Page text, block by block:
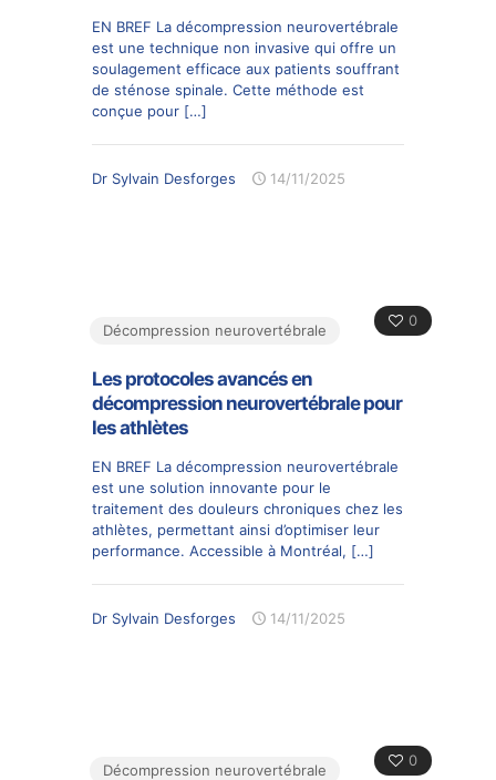
EN BREF La décompression neurovertébrale
est une technique non invasive qui offre un
soulagement efficace aux patients souffrant
de sténose spinale. Cette méthode est
conçue pour […]
Dr Sylvain Desforges 14/11/2025
0
Décompression neurovertébrale
Les protocoles avancés en
décompression neurovertébrale pour
les athlètes
EN BREF La décompression neurovertébrale
est une solution innovante pour le
traitement des douleurs chroniques chez les
athlètes, permettant ainsi d’optimiser leur
performance. Accessible à Montréal, […]
Dr Sylvain Desforges 14/11/2025
0
Décompression neurovertébrale